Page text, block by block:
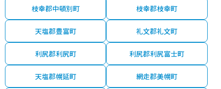
枝幸郡中頓別町 枝幸郡枝幸町
天塩郡豊富町 礼文郡礼文町
利尻郡利尻町 利尻郡利尻富士町
天塩郡幌延町 網走郡美幌町